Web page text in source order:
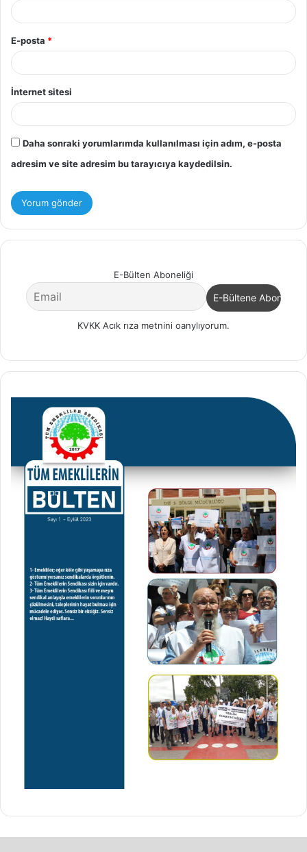
E-posta *
İnternet sitesi
Daha sonraki yorumlarımda kullanılması için adım, e-posta
adresim ve site adresim bu tarayıcıya kaydedilsin.
E-Bülten Aboneliği
KVKK Acık rıza metnini oanylıyorum.